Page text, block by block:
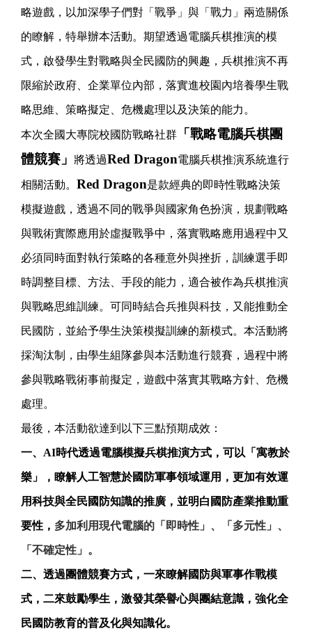
略遊戲，以加深學子們對「戰爭」與「戰力」兩造關係
的瞭解，特舉辦本活動。期望透過電腦兵棋推演的模
式，啟發學生對戰略與全民國防的興趣，兵棋推演不再
限縮於政府、企業單位內部，落實進校園內培養學生戰
略思維、策略擬定、危機處理以及決策的能力。
本次全國大專院校國防戰略社群
「戰略電腦兵棋團
體競賽」
將透過Red Dragon電腦兵棋推演系統進行
相關活動。 Red Dragon是款經典的即時性戰略決策
模擬遊戲，透過不同的戰爭與國家角色扮演，規劃戰略
與戰術實際應用於虛擬戰爭中，落實戰略應用過程中又
必須同時面對執行策略的各種意外與挫折，訓練選手即
時調整目標、方法、手段的能力，適合被作為兵棋推演
與戰略思維訓練。可同時結合兵推與科技，又能推動全
民國防，並給予學生決策模擬訓練的新模式。本活動將
採淘汰制，由學生組隊參與本活動進行競賽，過程中將
參與戰略戰術事前擬定，遊戲中落實其戰略方針、危機
處理。
最後，本活動欲達到以下三點預期成效：
一、AI時代透過電腦模擬兵棋推演方式，可以「寓教於
樂」，瞭解人工智慧於國防軍事領域運用，更加有效運
用科技與全民國防知識的推廣，並明白國防產業推動重
要性， 多加利用現代電腦的「即時性」、「多元性」、
「不確定性」。
二、透過團體競賽方式，一來瞭解國防與軍事作戰模
式，二來鼓勵學生，激發其榮譽心與團結意識，強化全
民國防教育的普及化與知識化。